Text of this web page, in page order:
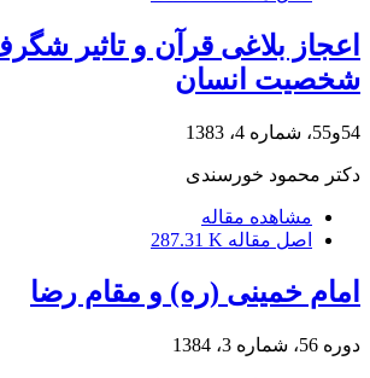
اعجاز بلاغی قرآن و تاثیر
شخصیت انسان
54و55، شماره 4، 1383
دکتر محمود خورسندی
مشاهده مقاله
اصل مقاله 287.31 K
امام خمینی (ره) و مقام رضا
دوره 56، شماره 3، 1384